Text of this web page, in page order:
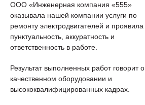
ООО «Инженерная компания «555»
оказывала нашей компании услуги по
ремонту электродвигателей и проявила
пунктуальность, аккуратность и
ответственность в работе.
Результат выполненных работ говорит о
качественном оборудовании и
высококвалифицированных кадрах.